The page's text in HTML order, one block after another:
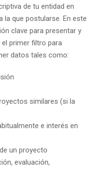
de tu entidad en
la que postularse. En este
clave para presentar y
primer filtro para
datos tales como:
similares (si la
e interés en
un proyecto
evaluación,